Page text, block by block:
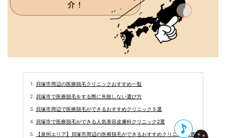
貝塚市周辺の医療脱毛クリニックおすすめ一覧
貝塚市で医療脱毛をする際に失敗しない選び方
貝塚市周辺で医療脱毛ができるおすすめクリニック５選
貝塚市で医療脱毛ができる人気美容皮膚科クリニック2選
【泉州エリア】貝塚市周辺の医療脱毛ができるおすすめクリニック3選